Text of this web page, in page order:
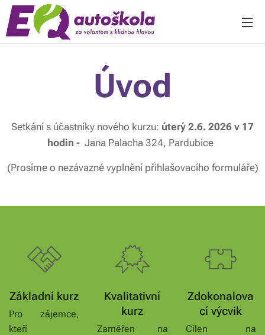
Úvod
Setkání s účastníky nového kurzu: úterý 2.6. 2026 v 17
hodin - Jana Palacha 324, Pardubice
(Prosíme o nezávazné vyplnění přihlašovacího formuláře)
Základní kurz
Pro zájemce,
kteří
Kvalitativní
kurz
Zaměřen na
Zdokonalova
cí výcvik
Cílen na